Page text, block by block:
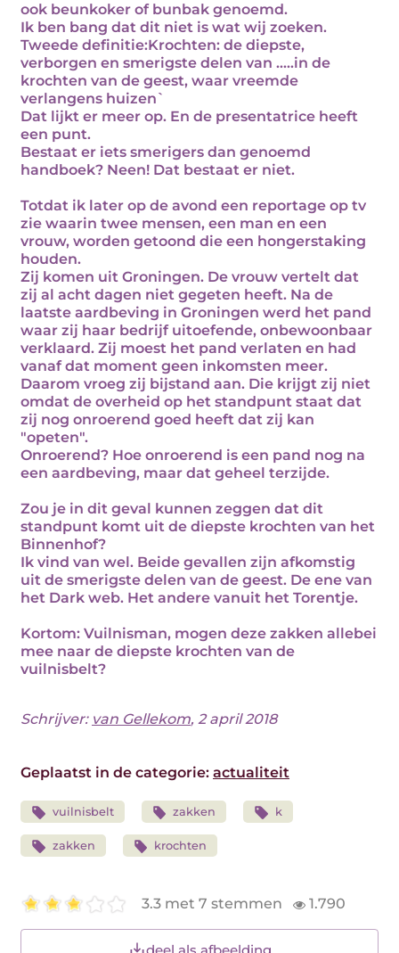
ook beunkoker of bunbak genoemd.
Ik ben bang dat dit niet is wat wij zoeken.
Tweede definitie:Krochten: de diepste,
verborgen en smerigste delen van .....in de
krochten van de geest, waar vreemde
verlangens huizen`
Dat lijkt er meer op. En de presentatrice heeft
een punt.
Bestaat er iets smerigers dan genoemd
handboek? Neen! Dat bestaat er niet.
Totdat ik later op de avond een reportage op tv
zie waarin twee mensen, een man en een
vrouw, worden getoond die een hongerstaking
houden.
Zij komen uit Groningen. De vrouw vertelt dat
zij al acht dagen niet gegeten heeft. Na de
laatste aardbeving in Groningen werd het pand
waar zij haar bedrijf uitoefende, onbewoonbaar
verklaard. Zij moest het pand verlaten en had
vanaf dat moment geen inkomsten meer.
Daarom vroeg zij bijstand aan. Die krijgt zij niet
omdat de overheid op het standpunt staat dat
zij nog onroerend goed heeft dat zij kan
"opeten".
Onroerend? Hoe onroerend is een pand nog na
een aardbeving, maar dat geheel terzijde.
Zou je in dit geval kunnen zeggen dat dit
standpunt komt uit de diepste krochten van het
Binnenhof?
Ik vind van wel. Beide gevallen zijn afkomstig
uit de smerigste delen van de geest. De ene van
het Dark web. Het andere vanuit het Torentje.
Kortom: Vuilnisman, mogen deze zakken allebei
mee naar de diepste krochten van de
vuilnisbelt?
Schrijver: van Gellekom, 2 april 2018
Geplaatst in de categorie: actualiteit
vuilnisbelt zakken k
zakken krochten
3.3 met 7 stemmen 1.790
deel als afbeelding